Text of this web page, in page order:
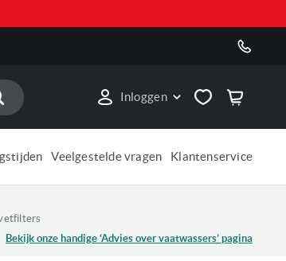
Zoek Inloggen
Veelgestelde vragen Klantenservice
Bekijk onze handige ‘Advies over vaatwassers’ pagina